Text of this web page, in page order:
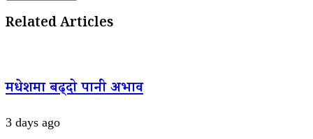
Related Articles
मधेशमा बढ्दो पानी अभाव
3 days ago